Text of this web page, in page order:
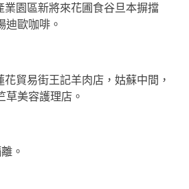
園區新將來花圃食谷旦本摒擋
迪歐咖啡。
易街王記羊肉店，姑蘇中間，
草美容護理店。
。